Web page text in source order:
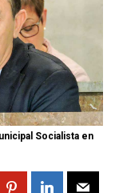
Socialista en